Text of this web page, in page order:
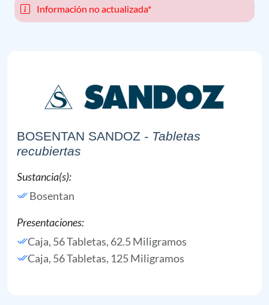
Información no actualizada*
BOSENTAN SANDOZ - Tabletas
recubiertas
Sustancia(s):
Bosentan
Presentaciones:
Caja, 56 Tabletas, 62.5 Miligramos
Caja, 56 Tabletas, 125 Miligramos